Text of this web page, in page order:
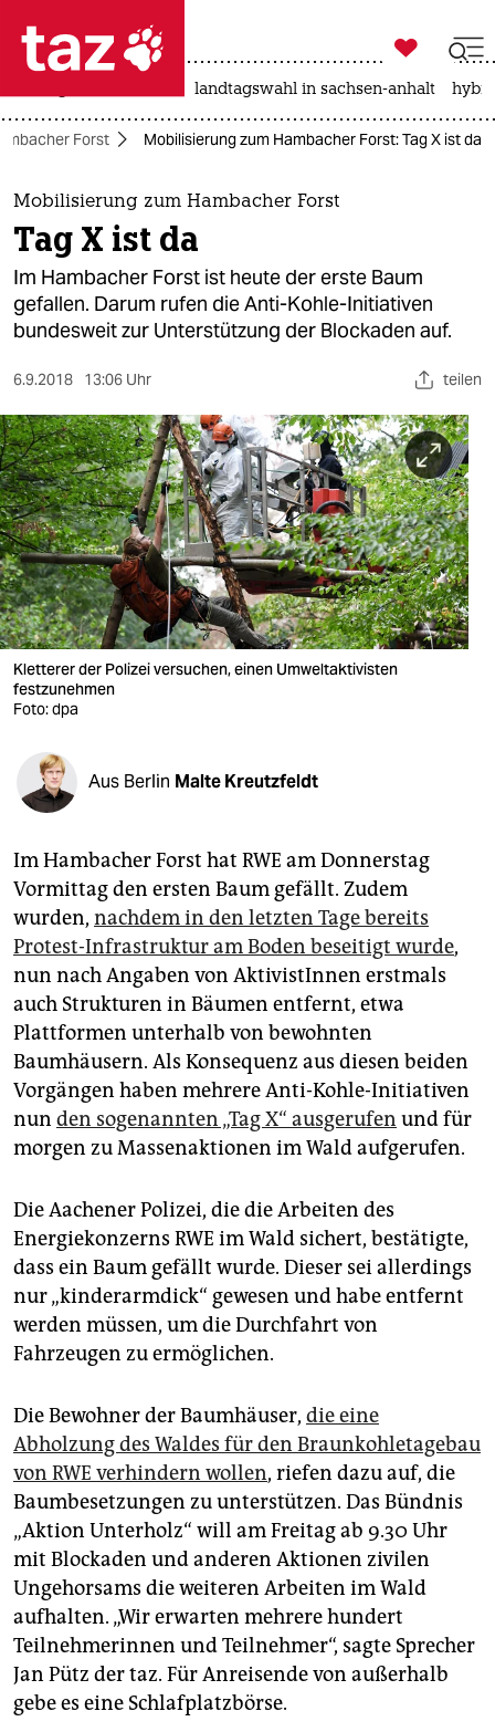
 taz zahl ich
taz zahl ich
themen
politik
öko
sport
berlin
nord
wahrheit
verlag
verlag
shop
fragen & hilfe
unterstützen
abo
genossenschaft
epaper login

taz zahl ich
landtagswahl in sachsen-anhalt
Forst Mobilisierung zum Hambacher Forst: Tag X ist da
Mobilisierung zum Hambacher Forst
Tag X ist da
Im Hambacher Forst ist heute der erste Baum
gefallen. Darum rufen die Anti-Kohle-Initiativen
bundesweit zur Unterstützung der Blockaden auf.
6.9.2018 13:06 Uhr teilen
Kletterer der Polizei versuchen, einen Umweltaktivisten
festzunehmen
Foto: dpa
Aus Berlin Malte Kreutzfeldt
Im Hambacher Forst hat RWE am Donnerstag
Vormittag den ersten Baum gefällt. Zudem
wurden, nachdem in den letzten Tage bereits
Protest-Infrastruktur am Boden beseitigt wurde,
nun nach Angaben von AktivistInnen erstmals
auch Strukturen in Bäumen entfernt, etwa
Plattformen unterhalb von bewohnten
Baumhäusern. Als Konsequenz aus diesen beiden
Vorgängen haben mehrere Anti-Kohle-Initiativen
nun den sogenannten „Tag X“ ausgerufen und für
morgen zu Massenaktionen im Wald aufgerufen.
Die Aachener Polizei, die die Arbeiten des
Energiekonzerns RWE im Wald sichert, bestätigte,
dass ein Baum gefällt wurde. Dieser sei allerdings
nur „kinderarmdick“ gewesen und habe entfernt
werden müssen, um die Durchfahrt von
Fahrzeugen zu ermöglichen.
Die Bewohner der Baumhäuser, die eine
Abholzung des Waldes für den Braunkohletagebau
von RWE verhindern wollen, riefen dazu auf, die
Baumbesetzungen zu unterstützen. Das Bündnis
„Aktion Unterholz“ will am Freitag ab 9.30 Uhr
mit Blockaden und anderen Aktionen zivilen
Ungehorsams die weiteren Arbeiten im Wald
aufhalten. „Wir erwarten mehrere hundert
Teilnehmerinnen und Teilnehmer“, sagte Sprecher
Jan Pütz der taz. Für Anreisende von außerhalb
gebe es eine Schlafplatzbörse.